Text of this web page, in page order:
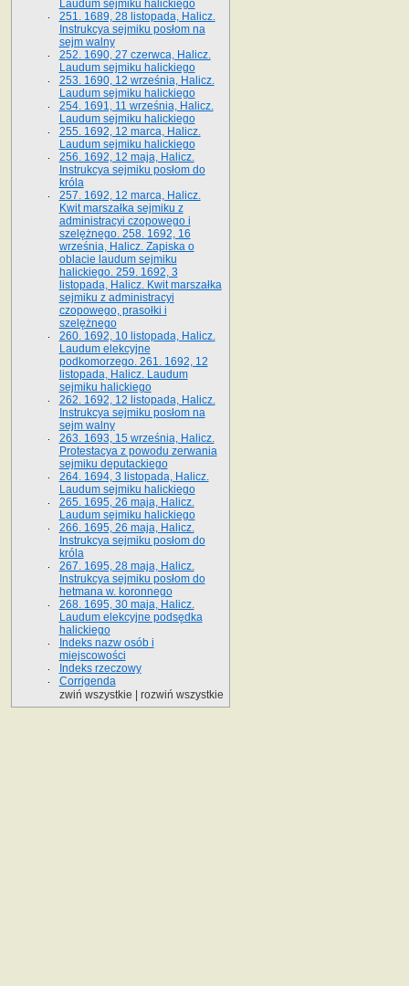
Laudum sejmiku halickiego
251. 1689, 28 listopada, Halicz.
Instrukcya sejmiku posłom na
sejm walny
252. 1690, 27 czerwca, Halicz.
Laudum sejmiku halickiego
253. 1690, 12 września, Halicz.
Laudum sejmiku halickiego
254. 1691, 11 września, Halicz.
Laudum sejmiku halickiego
255. 1692, 12 marca, Halicz.
Laudum sejmiku halickiego
256. 1692, 12 maja, Halicz.
Instrukcya sejmiku posłom do
króla
257. 1692, 12 marca, Halicz.
Kwit marszałka sejmiku z
administracyi czopowego i
szelężnego. 258. 1692, 16
września, Halicz. Zapiska o
oblacie laudum sejmiku
halickiego. 259. 1692, 3
listopada, Halicz. Kwit marszałka
sejmiku z administracyi
czopowego, prasołki i
szelężnego
260. 1692, 10 listopada, Halicz.
Laudum elekcyjne
podkomorzego. 261. 1692, 12
listopada, Halicz. Laudum
sejmiku halickiego
262. 1692, 12 listopada, Halicz.
Instrukcya sejmiku posłom na
sejm walny
263. 1693, 15 września, Halicz.
Protestacya z powodu zerwania
sejmiku deputackiego
264. 1694, 3 listopada, Halicz.
Laudum sejmiku halickiego
265. 1695, 26 maja, Halicz.
Laudum sejmiku halickiego
266. 1695, 26 maja, Halicz.
Instrukcya sejmiku posłom do
króla
267. 1695, 28 maja, Halicz.
Instrukcya sejmiku posłom do
hetmana w. koronnego
268. 1695, 30 maja, Halicz.
Laudum elekcyjne podsędka
halickiego
Indeks nazw osób i
miejscowości
Indeks rzeczowy
Corrigenda
zwiń wszystkie
rozwiń wszystkie